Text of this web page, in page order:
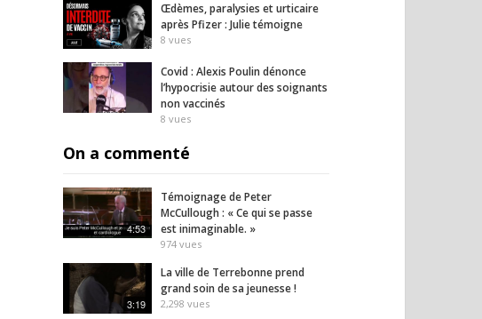
Œdèmes, paralysies et urticaire
après Pfizer : Julie témoigne
8 vues
Covid : Alexis Poulin dénonce
l’hypocrisie autour des soignants
non vaccinés
8 vues
On a commenté
4:53
Témoignage de Peter
McCullough : « Ce qui se passe
est inimaginable. »
974 vues
3:19
La ville de Terrebonne prend
grand soin de sa jeunesse !
2,298 vues